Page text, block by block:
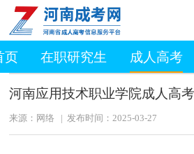
页 在职研究生 成人高考
河南应用技术职业学院成人高
来源：网络 | 发布时间：2025-03-27